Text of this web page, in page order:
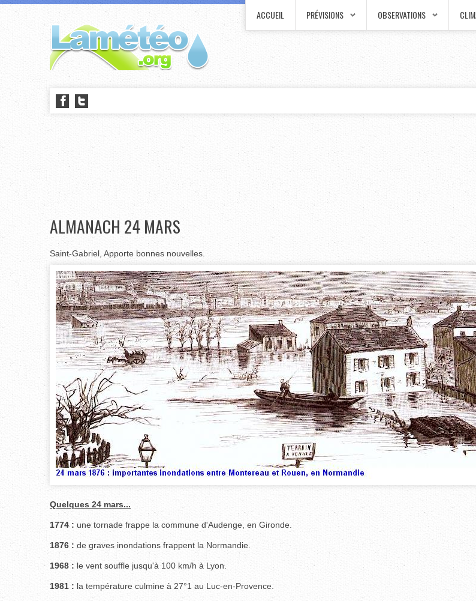
ACCUEIL PRÉVISIONS OBSERVATIONS
ALMANACH 24 MARS
Saint-Gabriel, Apporte bonnes nouvelles.
Quelques 24 mars...
1774 : une tornade frappe la commune d'Audenge, en Gironde.
1876 : de graves inondations frappent la Normandie.
1968 : le vent souffle jusqu'à 100 km/h à Lyon.
1981 : la température culmine à 27°1 au Luc-en-Provence.